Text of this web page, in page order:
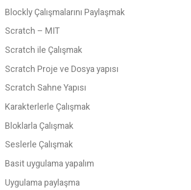
Blockly Çalışmalarını Paylaşmak
Scratch – MIT
Scratch ile Çalışmak
Scratch Proje ve Dosya yapısı
Scratch Sahne Yapısı
Karakterlerle Çalışmak
Bloklarla Çalışmak
Seslerle Çalışmak
Basit uygulama yapalım
Uygulama paylaşma